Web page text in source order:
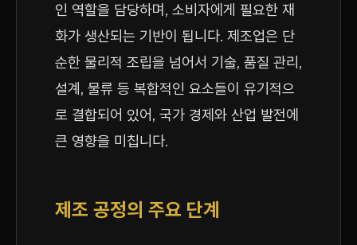
인 역할을 담당하며, 소비자에게 필요한 재
화가 생산되는 기반이 됩니다. 제조업은 단
순한 물리적 조립을 넘어서 기술, 품질 관리,
설계, 물류 등 복합적인 요소들이 유기적으
로 결합되어 있어, 국가 경제와 산업 발전에
큰 영향을 미칩니다.
제조 공정의 주요 단계